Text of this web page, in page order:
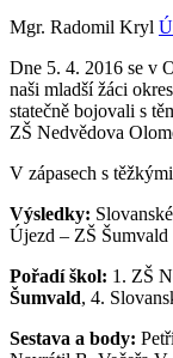
Mgr. Radomil Kryl
Dne 5. 4. 2016 se v
naši mladší žáci
statečně bojovali s
ZŠ Nedvědova
V zápasech s
Výsledky:
Újezd – ZŠ
Pořadí škol: 1. ZŠ
Šumvald, 4.
Sestava a body: